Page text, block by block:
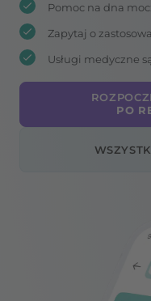
Pomoc na dna
Zapytaj o
Usługi medyczne
PO